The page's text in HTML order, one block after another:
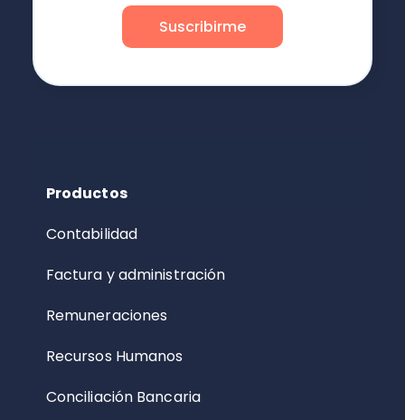
Productos
Contabilidad
Factura y administración
Remuneraciones
Recursos Humanos
Conciliación Bancaria